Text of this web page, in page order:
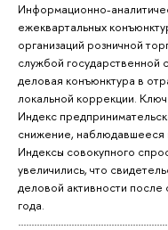
Информационно-
ежеквартальных
организаций розничной
службой государственной
деловая конъюнктура в
локальной коррекции.
Индекс
снижение, наблюдавшееся
Индексы совокупного
увеличились, что
деловой активности
года.